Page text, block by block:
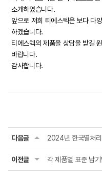
소개하였습니다.
앞으로 저희 티에스텍은 보다 다
하겠습니다.
티에스텍의 제품을 상담을 받길
바랍니다.
감사합니다.
다음글
이전글 각 제품별 표준 납기